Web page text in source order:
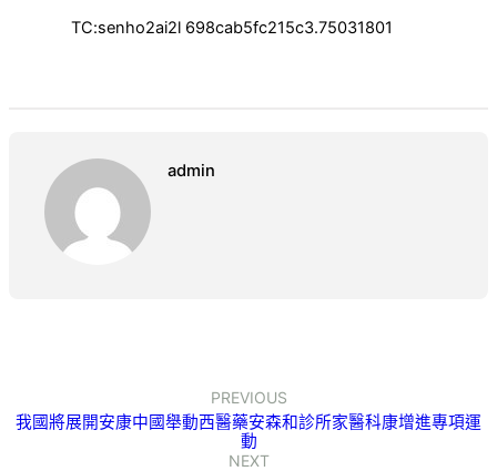
TC:senho2ai2l 698cab5fc215c3.75031801
admin
PREVIOUS
我國將展開安康中國舉動西醫藥安森和診所家醫科康增進專項運
動
NEXT